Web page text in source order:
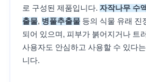
로 구성된 제품입니다. 자작나무 수
출물, 병풀추출물 등의 식물 유래 진
되어 있으며, 피부가 붉어지거나 트
사용자도 안심하고 사용할 수 있다
니다.